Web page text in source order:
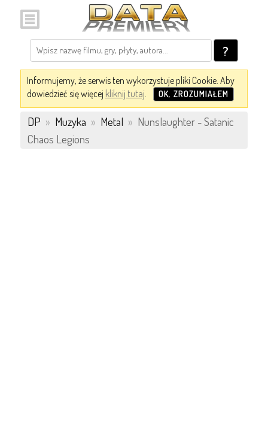
?
Informujemy, że serwis ten wykorzystuje pliki Cookie. Aby
dowiedzieć się więcej kliknij tutaj. OK, ZROZUMIAŁEM
DP » Muzyka » Metal » Nunslaughter - Satanic
Chaos Legions